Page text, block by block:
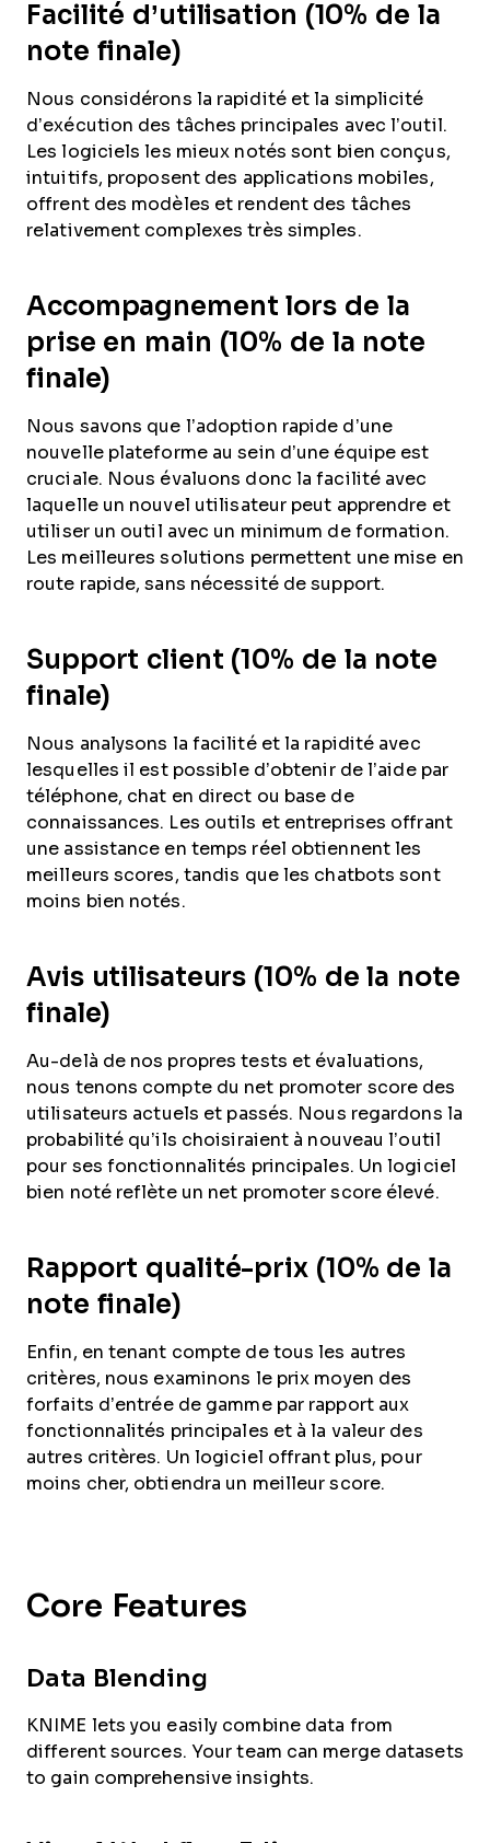
Facilité d’utilisation (10% de la
note finale)
Nous considérons la rapidité et la simplicité
d’exécution des tâches principales avec l’outil.
Les logiciels les mieux notés sont bien conçus,
intuitifs, proposent des applications mobiles,
offrent des modèles et rendent des tâches
relativement complexes très simples.
Accompagnement lors de la
prise en main (10% de la note
finale)
Nous savons que l’adoption rapide d’une
nouvelle plateforme au sein d’une équipe est
cruciale. Nous évaluons donc la facilité avec
laquelle un nouvel utilisateur peut apprendre et
utiliser un outil avec un minimum de formation.
Les meilleures solutions permettent une mise en
route rapide, sans nécessité de support.
Support client (10% de la note
finale)
Nous analysons la facilité et la rapidité avec
lesquelles il est possible d’obtenir de l’aide par
téléphone, chat en direct ou base de
connaissances. Les outils et entreprises offrant
une assistance en temps réel obtiennent les
meilleurs scores, tandis que les chatbots sont
moins bien notés.
Avis utilisateurs (10% de la note
finale)
Au-delà de nos propres tests et évaluations,
nous tenons compte du net promoter score des
utilisateurs actuels et passés. Nous regardons la
probabilité qu’ils choisiraient à nouveau l’outil
pour ses fonctionnalités principales. Un logiciel
bien noté reflète un net promoter score élevé.
Rapport qualité-prix (10% de la
note finale)
Enfin, en tenant compte de tous les autres
critères, nous examinons le prix moyen des
forfaits d’entrée de gamme par rapport aux
fonctionnalités principales et à la valeur des
autres critères. Un logiciel offrant plus, pour
moins cher, obtiendra un meilleur score.
Core Features
Data Blending
KNIME lets you easily combine data from
different sources. Your team can merge datasets
to gain comprehensive insights.